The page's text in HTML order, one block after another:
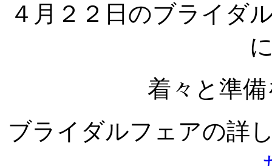
４月２２日のブライダ
着々と準
ブライダルフェアの詳